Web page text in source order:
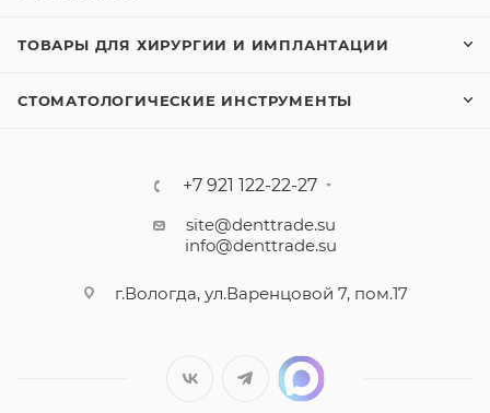
ТОВАРЫ ДЛЯ ХИРУРГИИ И ИМПЛАНТАЦИИ
СТОМАТОЛОГИЧЕСКИЕ ИНСТРУМЕНТЫ
+7 921 122-22-27
site@denttrade.su
info@denttrade.su
г.Вологда, ул.Варенцовой 7, пом.17